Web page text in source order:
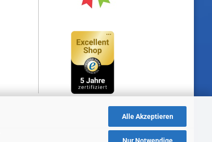
Alle Akzeptieren